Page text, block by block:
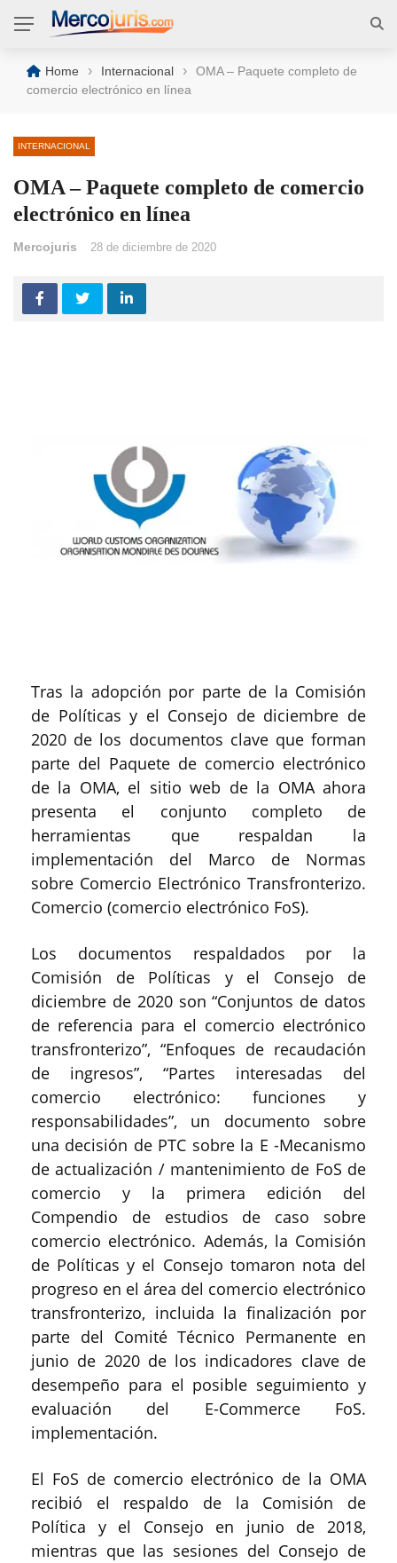
Home › Internacional ›
OMA – Paquete completo de
comercio electrónico en línea
INTERNACIONAL
OMA – Paquete completo de comercio
electrónico en línea
Mercojuris 28 de diciembre de 2020
Tras la adopción por parte de la Comisión
de Políticas y el Consejo de diciembre de
2020 de los documentos clave que forman
parte del Paquete de comercio electrónico
de la OMA, el sitio web de la OMA ahora
presenta el conjunto completo de
herramientas que respaldan la
implementación del Marco de Normas
sobre Comercio Electrónico Transfronterizo.
Comercio (comercio electrónico FoS).
Los documentos respaldados por la
Comisión de Políticas y el Consejo de
diciembre de 2020 son “Conjuntos de datos
de referencia para el comercio electrónico
transfronterizo”, “Enfoques de recaudación
de ingresos”, “Partes interesadas del
comercio electrónico: funciones y
responsabilidades”, un documento sobre
una decisión de PTC sobre la E -Mecanismo
de actualización / mantenimiento de FoS de
comercio y la primera edición del
Compendio de estudios de caso sobre
comercio electrónico. Además, la Comisión
de Políticas y el Consejo tomaron nota del
progreso en el área del comercio electrónico
transfronterizo, incluida la finalización por
parte del Comité Técnico Permanente en
junio de 2020 de los indicadores clave de
desempeño para el posible seguimiento y
evaluación del E-Commerce FoS.
implementación.
El FoS de comercio electrónico de la OMA
recibió el respaldo de la Comisión de
Política y el Consejo en junio de 2018,
mientras que las sesiones del Consejo de